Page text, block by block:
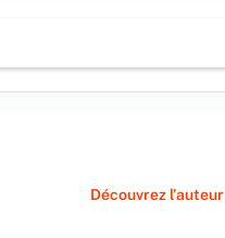
Découvrez l'auteur